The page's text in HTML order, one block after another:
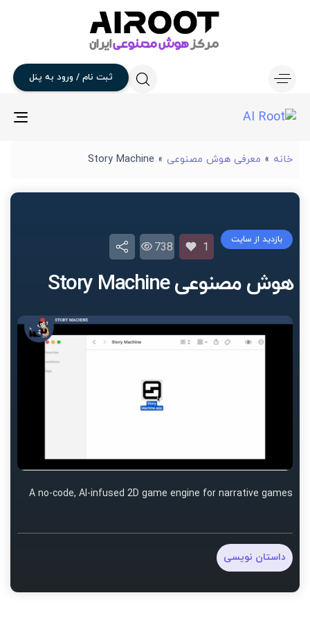
ثبت نام / ورود به پنل
خانه » معرفی هوش مصنوعی »
Story Machine
هوش مصنوعی Story Machine
بازدید از سایت
1
738
A no-code, AI-infused 2D game engine for narrative games
داستان نویسی